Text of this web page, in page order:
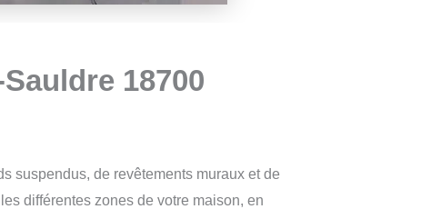
18700
suspendus, de revêtements muraux et de
différentes zones de votre maison, en